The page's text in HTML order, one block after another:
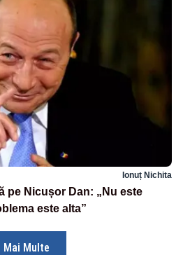
Ionuț Nichita
pe Nicușor Dan: „Nu este
este alta”
Mai Multe